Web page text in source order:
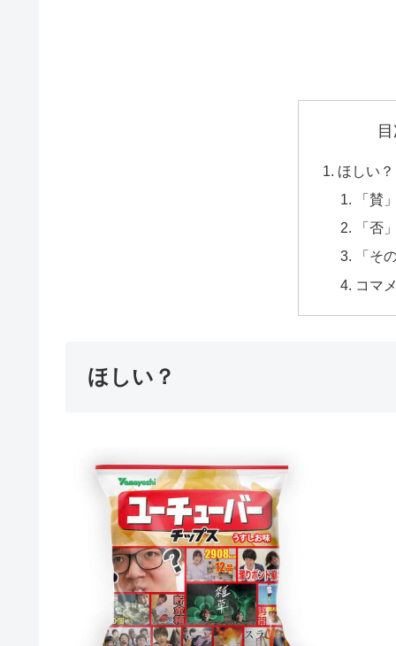
ほしい？
「賛
「否
「そ
コマ
ほしい？